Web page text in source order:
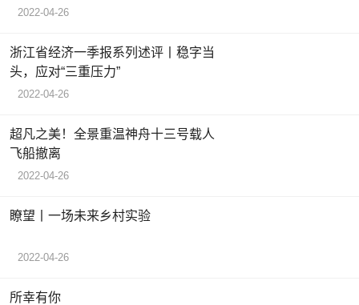
2022-04-26
浙江省经济一季报系列述评丨稳字当
头，应对“三重压力”
2022-04-26
超凡之美！全景重温神舟十三号载人
飞船撤离
2022-04-26
瞭望丨一场未来乡村实验
2022-04-26
所幸有你